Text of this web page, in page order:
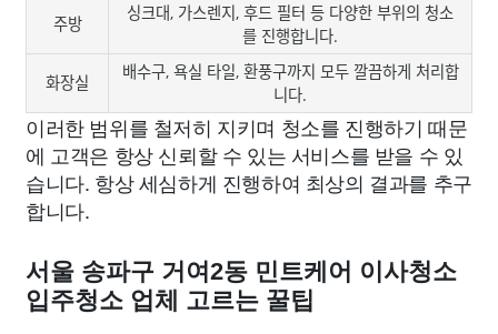
주방
싱크대, 가스렌지, 후드 필터 등 다양한 부위의 청소
를 진행합니다.
화장실
배수구, 욕실 타일, 환풍구까지 모두 깔끔하게 처리합
니다.
이러한 범위를 철저히 지키며 청소를 진행하기 때문
에 고객은 항상 신뢰할 수 있는 서비스를 받을 수 있
습니다. 항상 세심하게 진행하여 최상의 결과를 추구
합니다.
서울 송파구 거여2동 민트케어 이사청소
입주청소 업체 고르는 꿀팁